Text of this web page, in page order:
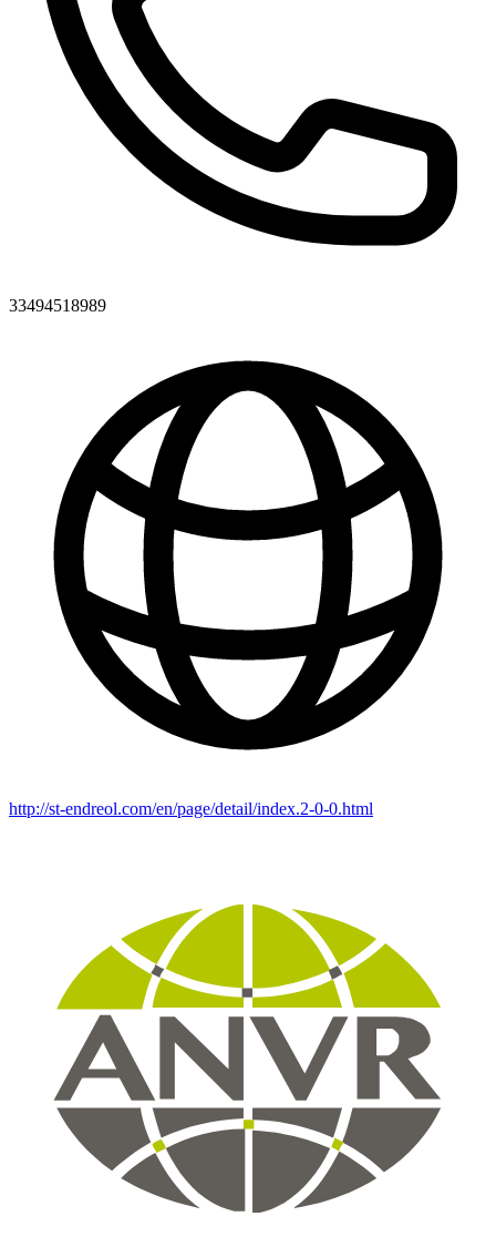
33494518989
http://st-endreol.com/en/page/detail/index.2-0-0.html